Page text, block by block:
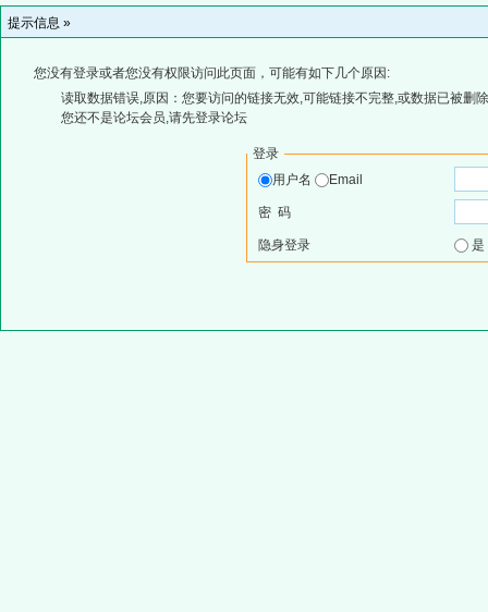
提示信息 »
您没有登录或者您没有权限访问此页面，可能有如下几个原因:
读取数据错误,原因：您要访问的链接无效,可能链接不完整,或数据已被删
您还不是论坛会员,请先登录论坛
登录
用户名
Email
密 码
隐身登录